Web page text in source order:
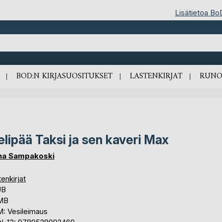
Lisätietoa
BOD:N KIRJASUOSITUKSET LASTENKIRJAT
Taksi ja sen kaveri Max
Sampakoski
Vesileimaus